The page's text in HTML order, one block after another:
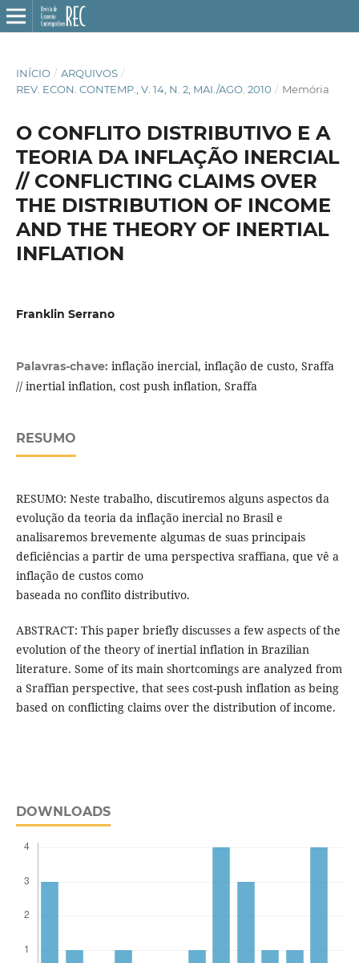
INÍCIO / ARQUIVOS /
REV. ECON. CONTEMP., V. 14, N. 2, MAI./AGO. 2010 / Memória
O CONFLITO DISTRIBUTIVO E A
TEORIA DA INFLAÇÃO INERCIAL
// CONFLICTING CLAIMS OVER
THE DISTRIBUTION OF INCOME
AND THE THEORY OF INERTIAL
INFLATION
Franklin Serrano
Palavras-chave: inflação inercial, inflação de custo, Sraffa
// inertial inflation, cost push inflation, Sraffa
RESUMO
RESUMO: Neste trabalho, discutiremos alguns aspectos da
evolução da teoria da inflação inercial no Brasil e
analisaremos brevemente algumas de suas principais
deficiências a partir de uma perspectiva sraffiana, que vê a
inflação de custos como
baseada no conflito distributivo.
ABSTRACT: This paper briefly discusses a few aspects of the
evolution of the theory of inertial inflation in Brazilian
literature. Some of its main shortcomings are analyzed from
a Sraffian perspective, that sees cost-push inflation as being
based on conflicting claims over the distribution of income.
DOWNLOADS